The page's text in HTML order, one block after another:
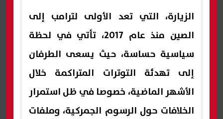
الزيارة، التي تعد الأولى لترامب إلى
الصين منذ عام 2017، تأتي في لحظة
سياسية حساسة، حيث يسعى الطرفان
إلى تهدئة التوترات المتراكمة خلال
الأشهر الماضية، خصوصا في ظل استمرار
الخلافات حول الرسوم الجمركية، وملفات